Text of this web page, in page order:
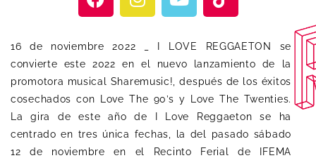
16 de noviembre 2022 _ I LOVE REGGAETON se
convierte este 2022 en el nuevo lanzamiento de la
promotora musical Sharemusic!, después de los éxitos
cosechados con Love The 90’s y Love The Twenties.
La gira de este año de I Love Reggaeton se ha
centrado en tres única fechas, la del pasado sábado
12 de noviembre en el Recinto Ferial de IFEMA